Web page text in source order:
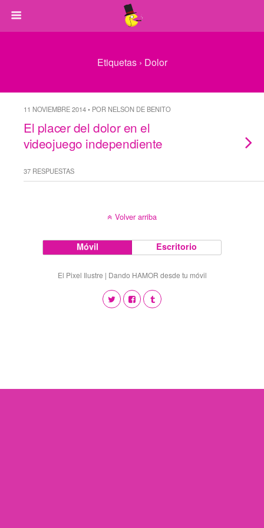
Etiquetas › Dolor
11 NOVIEMBRE 2014 • POR NELSON DE BENITO
El placer del dolor en el
videojuego independiente
37 RESPUESTAS
Volver arriba
Móvil Escritorio
El Pixel Ilustre | Dando HAMOR desde tu móvil